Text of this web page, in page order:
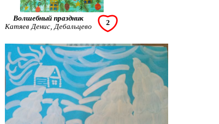
2
Волшебный праздник
Катяев Денис, Дебальцево